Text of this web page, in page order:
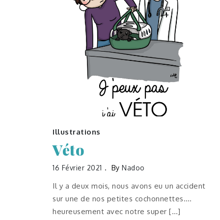
Illustrations
Véto
16 Février 2021 By Nadoo
Il y a deux mois, nous avons eu un accident
sur une de nos petites cochonnettes….
heureusement avec notre super […]